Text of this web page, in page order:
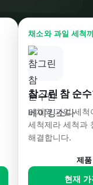
채소와 과일 세척
참그린 참 순
야채와 과일 세
세척제라 세척과
해결합니다.
제
현재